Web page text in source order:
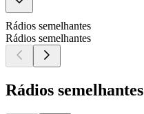
Rádios semelhantes
Rádios semelhantes
Rádios semelhantes